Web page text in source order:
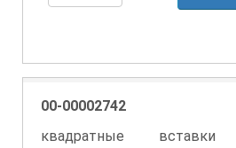
00-00002742
квадратные